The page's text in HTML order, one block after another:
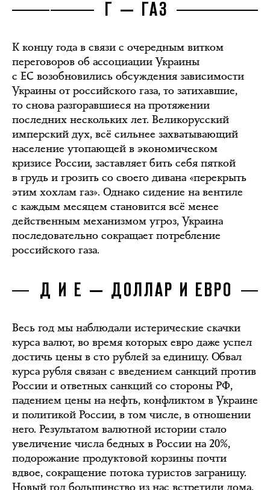
Г — ГАЗ
К концу года в связи с очередным витком
переговоров об ассоциации Украины
с ЕС возобновились обсуждения зависимости
Украины от российского газа, то затихавшие,
то снова разгоравшиеся на протяжении
последних нескольких лет. Великорусский
имперский дух, всё сильнее захватывающий
население утопающей в экономическом
кризисе России, заставляет бить себя пяткой
в грудь и грозить со своего дивана «перекрыть
этим хохлам газ». Однако сидение на вентиле
с каждым месяцем становится всё менее
действенным механизмом угроз, Украина
последовательно сокращает потребление
российского газа.
Д И Е — ДОЛЛАР И ЕВРО
Весь год мы наблюдали истерические скачки
курса валют, во время которых евро даже успел
достичь цены в сто рублей за единицу. Обвал
курса рубля связан с введением санкций против
России и ответных санкций со стороны РФ,
падением цены на нефть, конфликтом в Украине
и политикой России, в том числе, в отношении
него. Результатом валютной истории стало
увеличение числа бедных в России на 20%,
подорожание продуктовой корзины почти
вдвое, сокращение потока туристов заграницу.
Новый год большинство из нас встретили дома,